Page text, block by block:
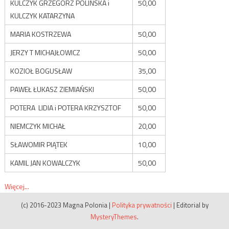
KULCZYK GRZEGORZ POLIŃSKA i
KULCZYK KATARZYNA
50,00
MARIA KOSTRZEWA
50,00
JERZY T MICHAJŁOWICZ
50,00
KOZIOŁ BOGUSŁAW
35,00
PAWEŁ ŁUKASZ ZIEMIAŃSKI
50,00
POTERA LIDIA i POTERA KRZYSZTOF
50,00
NIEMCZYK MICHAŁ
20,00
SŁAWOMIR PIĄTEK
10,00
KAMIL JAN KOWALCZYK
50,00
Więcej...
(c) 2016-2023 Magna Polonia | Polityka prywatności | Editorial by
MysteryThemes.